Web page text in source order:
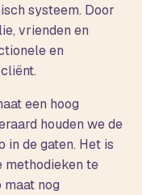
systeem. Door
vrienden en
en
een hoog
houden we de
de gaten. Het is
methodieken te
nog